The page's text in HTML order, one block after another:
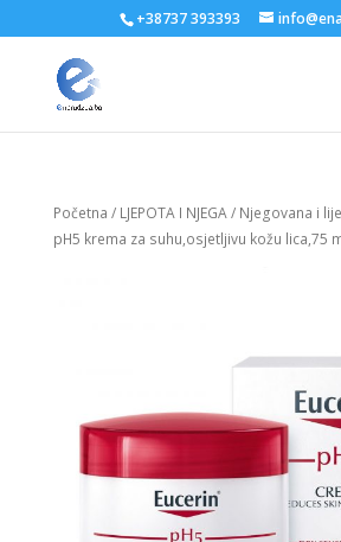
+38737 393393
Početna / LJEPOTA I NJEGA/ Njegovana i
pH5 krema za suhu,osjetljivu kožu lica,75